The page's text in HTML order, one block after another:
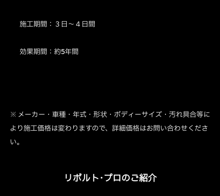
施工期間：３日～４日間
効果期間：約5年間
※ メーカー・車種・年式・形状・ボディーサイズ・汚れ具合等に
より施工価格は変わりますので、詳細価格はお問い合わせくださ
い。
リボルト･プロのご紹介